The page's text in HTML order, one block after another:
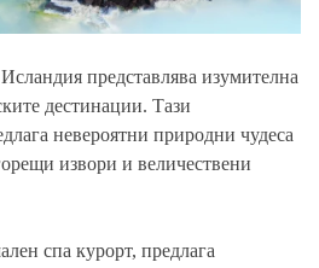
представлява изумителна
дестинации. Тази
невероятни природни чудеса
извори и величествени
спа курорт, предлага